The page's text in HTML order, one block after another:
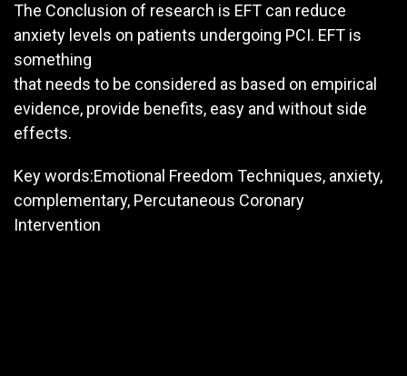
The Conclusion of research is EFT can reduce
anxiety levels on patients undergoing PCI. EFT is
something
that needs to be considered as based on empirical
evidence, provide benefits, easy and without side
effects.
Key words:Emotional Freedom Techniques, anxiety,
complementary, Percutaneous Coronary
Intervention